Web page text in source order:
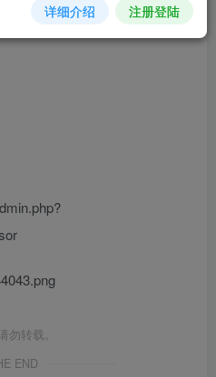
转载。
END
详细介绍 注册登陆